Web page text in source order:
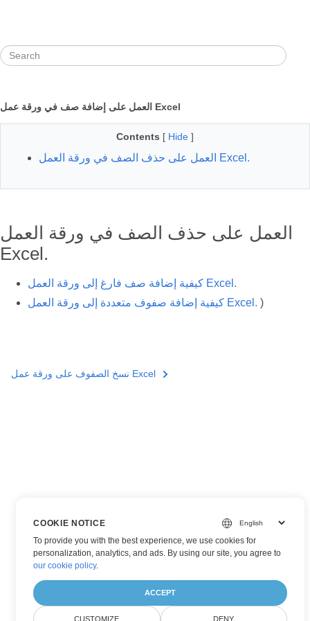
العمل على إضافة صف في ورقة عمل Excel
Contents [ Hide ]
العمل على حذف الصف في ورقة العمل Excel.
العمل على حذف الصف في ورقة العمل
Excel.
كيفية إضافة صف فارغ إلى ورقة العمل Excel.
كيفية إضافة صفوف متعددة إلى ورقة العمل Excel. )
نسخ الصفوف على ورقة عمل Excel
COOKIE NOTICE
To provide you with the best experience, we use cookies for
personalization, analytics, and ads. By using our site, you agree to
our cookie policy.
ACCEPT
CUSTOMIZE DENY